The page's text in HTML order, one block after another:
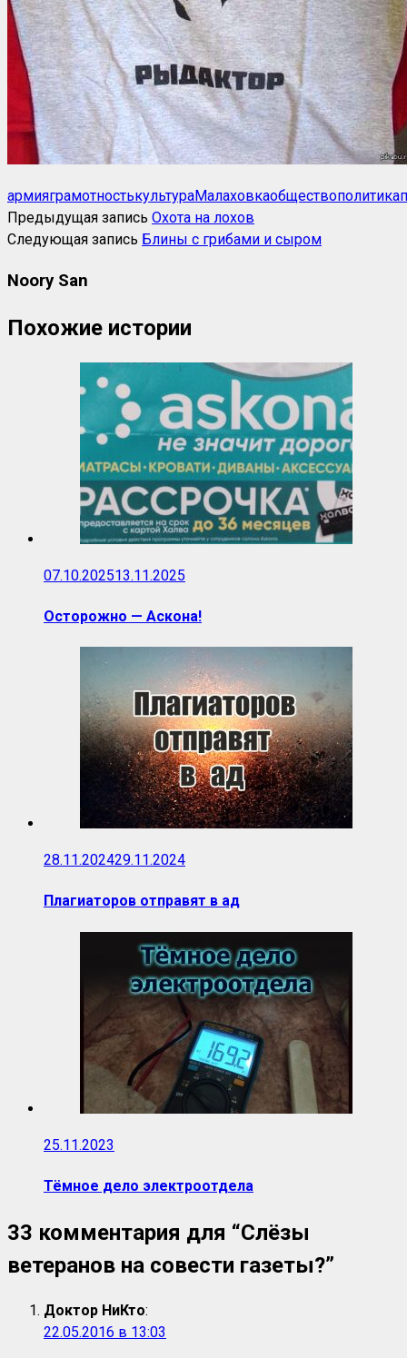
армияграмотностькультураМалаховкаобществополитика
Предыдущая запись Охота на лохов
Следующая запись Блины с грибами и сыром
Noory San
Похожие истории
07.10.202513.11.2025
Осторожно — Аскона!
28.11.202429.11.2024
Плагиаторов отправят в ад
25.11.2023
Тёмное дело электроотдела
33 комментария для “Слёзы
ветеранов на совести газеты?”
Доктор НиКто:
22.05.2016 в 13:03